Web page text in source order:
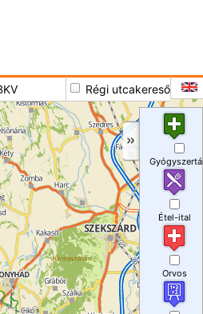
Régi utcakereső
Étel-ital
Orvos